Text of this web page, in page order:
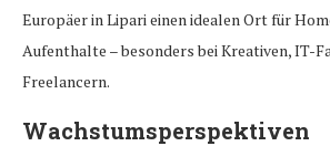
Europäer in Lipari einen idealen Ort für
Aufenthalte – besonders bei Kreativen, IT-
Freelancern.
Wachstumsperspektiven